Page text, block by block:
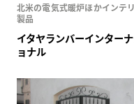
北米の電気式暖炉ほかインテ
製品
イタヤランバーインター
ョナル